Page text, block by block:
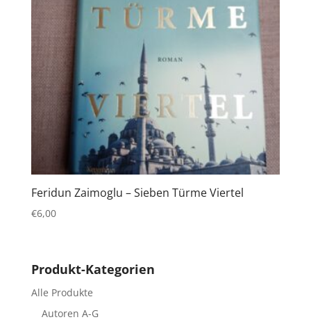
Feridun Zaimoglu – Sieben Türme Viertel
€6,00
Produkt-Kategorien
Alle Produkte
Autoren A-G